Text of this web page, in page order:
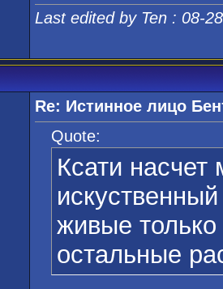
Last edited by Ten : 08-
Re: Истинное лицо
Quote:
Ксати насчет
живые
остальные